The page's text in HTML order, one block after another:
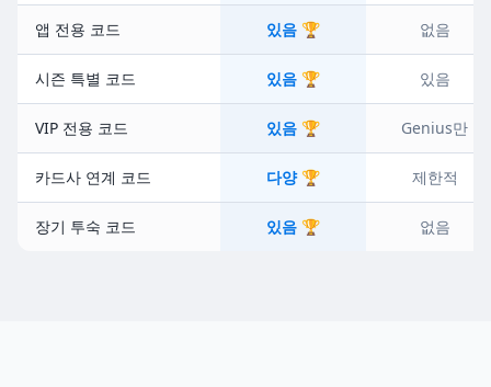
앱 전용 코드 있음 🏆 없음
시즌 특별 코드 있음 🏆 있음
VIP 전용 코드 있음 🏆 Genius만
카드사 연계 코드 다양 🏆 제한적
장기 투숙 코드 있음 🏆 없음